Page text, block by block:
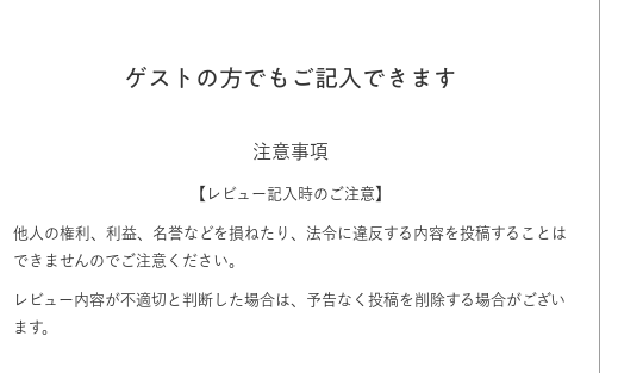
ゲストの方でもご記入できます
注意事項
【レビュー記入時のご注意】
他人の権利、利益、名誉などを損ねたり、法令に違反する内容を投稿することは
できませんのでご注意ください。
レビュー内容が不適切と判断した場合は、予告なく投稿を削除する場合がござい
ます。